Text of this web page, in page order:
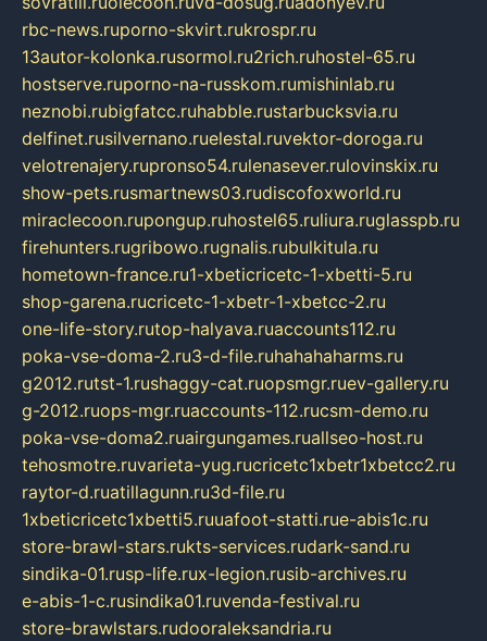
rbc-news.ruporno-skvirt.rukrospr.ru
13autor-kolonka.rusormol.ru2rich.ruhostel-65.ru
hostserve.ruporno-na-russkom.rumishinlab.ru
neznobi.rubigfatcc.ruhabble.rustarbucksvia.ru
delfinet.rusilvernano.ruelestal.ruvektor-doroga.ru
velotrenajery.rupronso54.rulenasever.rulovinskix.ru
show-pets.rusmartnews03.rudiscofoxworld.ru
miraclecoon.rupongup.ruhostel65.ruliura.ruglasspb.ru
firehunters.rugribowo.rugnalis.rubulkitula.ru
hometown-france.ru1-xbeticricetc-1-xbetti-5.ru
shop-garena.rucricetc-1-xbetr-1-xbetcc-2.ru
one-life-story.rutop-halyava.ruaccounts112.ru
poka-vse-doma-2.ru3-d-file.ruhahahaharms.ru
g2012.rutst-1.rushaggy-cat.ruopsmgr.ruev-gallery.ru
g-2012.ruops-mgr.ruaccounts-112.rucsm-demo.ru
poka-vse-doma2.ruairgungames.ruallseo-host.ru
tehosmotre.ruvarieta-yug.rucricetc1xbetr1xbetcc2.ru
raytor-d.ruatillagunn.ru3d-file.ru
1xbeticricetc1xbetti5.ruuafoot-statti.rue-abis1c.ru
store-brawl-stars.rukts-services.rudark-sand.ru
sindika-01.rusp-life.rux-legion.rusib-archives.ru
e-abis-1-c.rusindika01.ruvenda-festival.ru
store-brawlstars.rudooraleksandria.ru